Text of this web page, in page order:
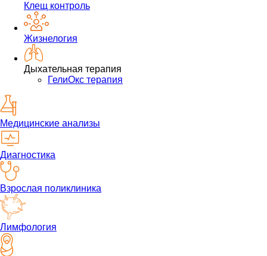
Клещ контроль
Жизнелогия
Дыхательная терапия
ГелиОкс терапия
Медицинские анализы
Диагностика
Взрослая поликлиника
Лимфология